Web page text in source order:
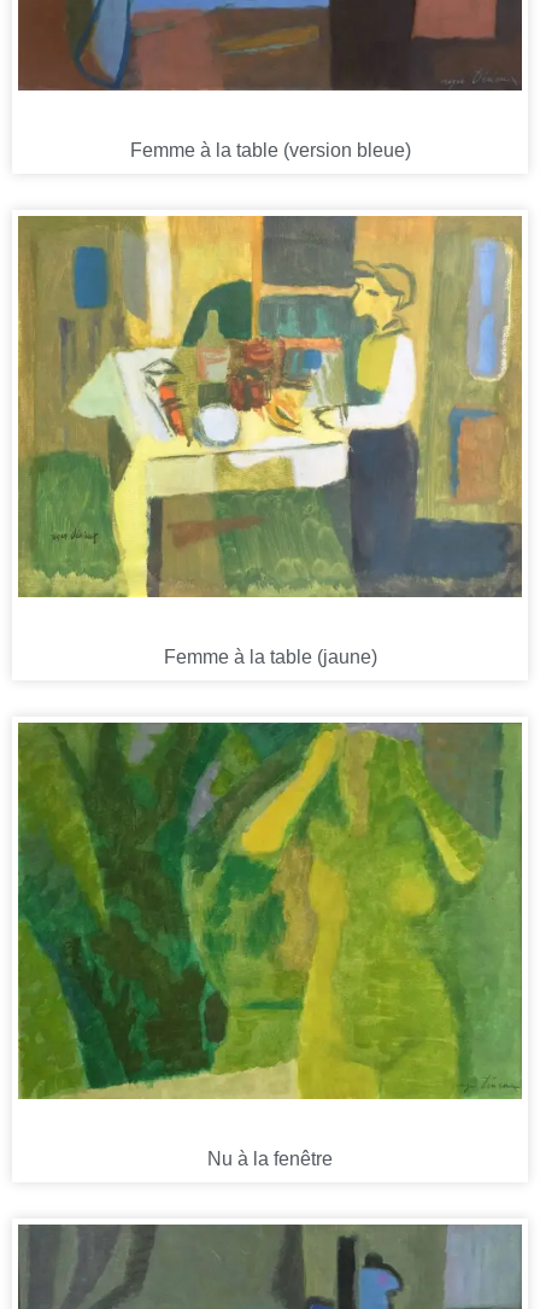
Femme à la table (version bleue)
Femme à la table (jaune)
Nu à la fenêtre